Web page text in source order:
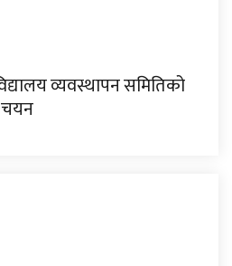
व्यवस्थापन समितिको
चयन